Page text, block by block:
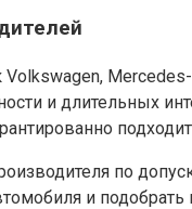
и длительных
по
и